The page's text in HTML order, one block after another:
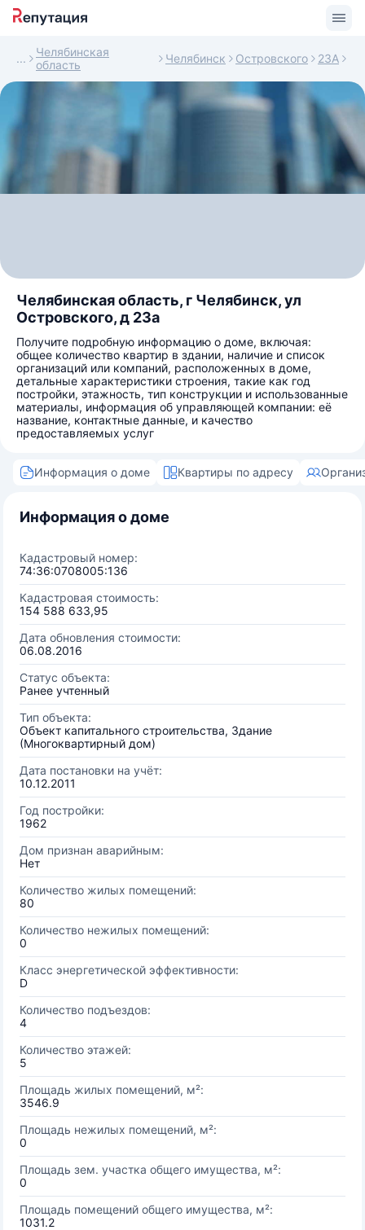
Челябинская
область
Челябинск Островского 23А
Челябинская область, г Челябинск, ул
Островского, д 23а
Получите подробную информацию о доме, включая:
общее количество квартир в здании, наличие и список
организаций или компаний, расположенных в доме,
детальные характеристики строения, такие как год
постройки, этажность, тип конструкции и использованные
материалы, информация об управляющей компании: её
название, контактные данные, и качество
предоставляемых услуг
Информация о доме Квартиры по адресу
Информация о доме
Кадастровый номер:
74:36:0708005:136
Кадастровая стоимость:
154 588 633,95
Дата обновления стоимости:
06.08.2016
Статус объекта:
Ранее учтенный
Тип объекта:
Объект капитального строительства, Здание
(Многоквартирный дом)
Дата постановки на учёт:
10.12.2011
Год постройки:
1962
Дом признан аварийным:
Нет
Количество жилых помещений:
80
Количество нежилых помещений:
0
Класс энергетической эффективности:
D
Количество подъездов:
4
Количество этажей:
5
Площадь жилых помещений, м²:
3546.9
Площадь нежилых помещений, м²:
0
Площадь зем. участка общего имущества, м²:
0
Площадь помещений общего имущества, м²:
1031.2